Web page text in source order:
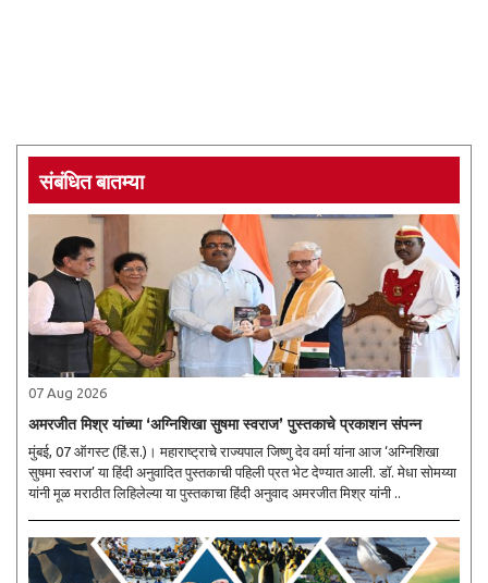
संबंधित बातम्या
07 Aug 2026
अमरजीत मिश्र यांच्या ‘अग्निशिखा सुषमा स्वराज’ पुस्तकाचे प्रकाशन संपन्न
मुंबई, 07 ऑगस्ट (हिं.स.)। महाराष्ट्राचे राज्यपाल जिष्णु देव वर्मा यांना आज ‘अग्निशिखा
सुषमा स्वराज’ या हिंदी अनुवादित पुस्तकाची पहिली प्रत भेट देण्यात आली. डॉ. मेधा सोमय्या
यांनी मूळ मराठीत लिहिलेल्या या पुस्तकाचा हिंदी अनुवाद अमरजीत मिश्र यांनी ..